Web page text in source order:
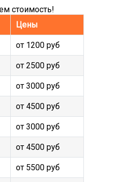
стоимость!
Цены
от 1200 руб
от 2500 руб
от 3000 руб
от 4500 руб
от 3000 руб
от 4500 руб
от 5500 руб